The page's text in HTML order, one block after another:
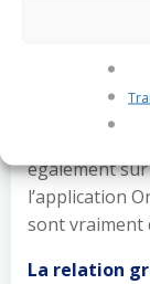
afin de
J’ai un outil
Tous les
de tâches
également
l’application
sont vraiment
La relation